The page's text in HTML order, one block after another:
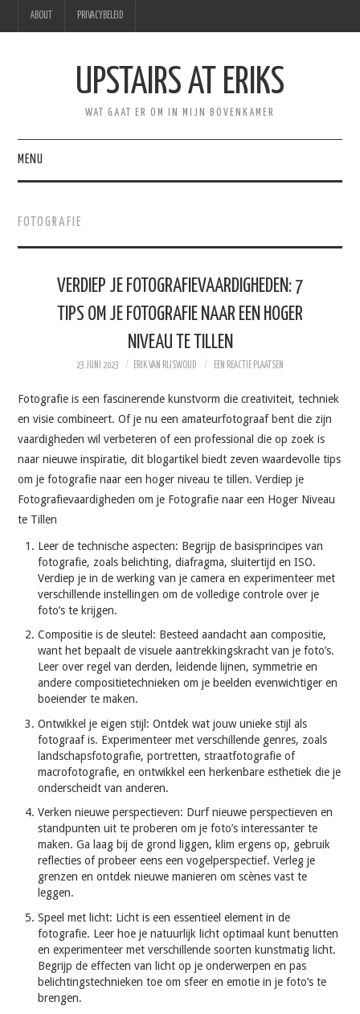
ABOUT PRIVACYBELEID
UPSTAIRS AT ERIKS
WAT GAAT ER OM IN MIJN BOVENKAMER
MENU
PRODUCTIVITEIT
PERSOONLIJK
VRIJE TIJD
SOFTWARE
QUOTES
SOCRATES
FOTOGRAFIE
VERDIEP JE FOTOGRAFIEVAARDIGHEDEN: 7
TIPS OM JE FOTOGRAFIE NAAR EEN HOGER
NIVEAU TE TILLEN
23 JUNI 2023 ERIK VAN RIJSWOUD EEN REACTIE PLAATSEN
Fotografie is een fascinerende kunstvorm die creativiteit, techniek
en visie combineert. Of je nu een amateurfotograaf bent die zijn
vaardigheden wil verbeteren of een professional die op zoek is
naar nieuwe inspiratie, dit blogartikel biedt zeven waardevolle tips
om je fotografie naar een hoger niveau te tillen. Verdiep je
Fotografievaardigheden om je Fotografie naar een Hoger Niveau
te Tillen
Leer de technische aspecten: Begrijp de basisprincipes van
fotografie, zoals belichting, diafragma, sluitertijd en ISO.
Verdiep je in de werking van je camera en experimenteer met
verschillende instellingen om de volledige controle over je
foto’s te krijgen.
Compositie is de sleutel: Besteed aandacht aan compositie,
want het bepaalt de visuele aantrekkingskracht van je foto’s.
Leer over regel van derden, leidende lijnen, symmetrie en
andere compositietechnieken om je beelden evenwichtiger en
boeiender te maken.
Ontwikkel je eigen stijl: Ontdek wat jouw unieke stijl als
fotograaf is. Experimenteer met verschillende genres, zoals
landschapsfotografie, portretten, straatfotografie of
macrofotografie, en ontwikkel een herkenbare esthetiek die je
onderscheidt van anderen.
Verken nieuwe perspectieven: Durf nieuwe perspectieven en
standpunten uit te proberen om je foto’s interessanter te
maken. Ga laag bij de grond liggen, klim ergens op, gebruik
reflecties of probeer eens een vogelperspectief. Verleg je
grenzen en ontdek nieuwe manieren om scènes vast te
leggen.
Speel met licht: Licht is een essentieel element in de
fotografie. Leer hoe je natuurlijk licht optimaal kunt benutten
en experimenteer met verschillende soorten kunstmatig licht.
Begrijp de effecten van licht op je onderwerpen en pas
belichtingstechnieken toe om sfeer en emotie in je foto’s te
brengen.